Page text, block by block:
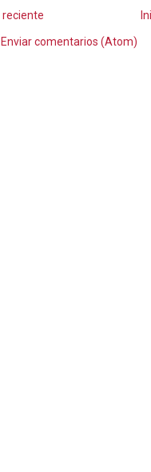
reciente
Enviar comentarios (Atom)